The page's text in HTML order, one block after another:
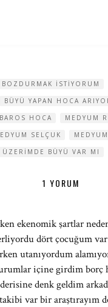
BOZDURMAK ISTIYORUM
BÜYÜ YAPAN HOCA
HOCA
MEDYUM
SELÇUK
ÜZERIMDE BÜYÜ VAR MI
1 YORUM
ekenomik şartlar
dört çocuğum
utanıyordum
içine girdim
denk geldim
var bir araştırayım